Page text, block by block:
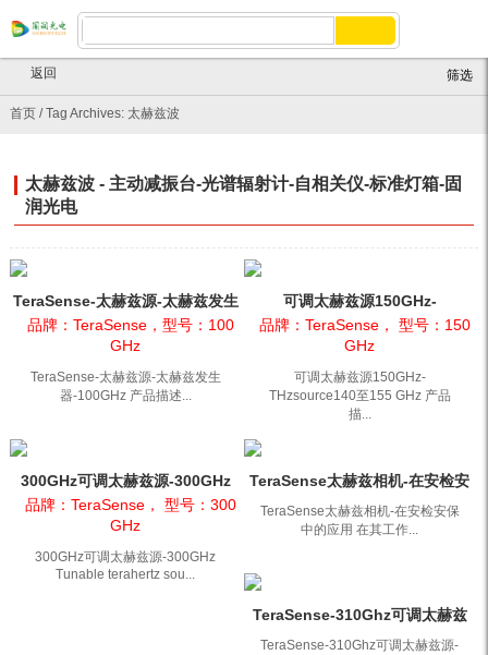
首页/Tag Archives: 太赫兹波
返回 筛选
太赫兹波 - 主动减振台-光谱辐射计-自相关仪-标准灯箱-固
润光电
TeraSense-太赫兹源-太赫兹发生
器-100GHz
品牌：TeraSense，型号：100
GHz
TeraSense-太赫兹源-太赫兹发生
器-100GHz 产品描述...
可调太赫兹源150GHz-
THzsource140至155 GHz
品牌：TeraSense， 型号：150
GHz
可调太赫兹源150GHz-
THzsource140至155 GHz 产品
描...
300GHz可调太赫兹源-300GHz
Tunable terahertz sou...
品牌：TeraSense， 型号：300
GHz
300GHz可调太赫兹源-300GHz
Tunable terahertz sou...
TeraSense太赫兹相机-在安检安
保中的应用
TeraSense太赫兹相机-在安检安保
中的应用 在其工作...
TeraSense-310Ghz可调太赫兹
源-瞩目来袭
TeraSense-310Ghz可调太赫兹源-